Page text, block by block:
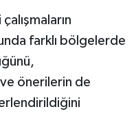
farklı bölgelerde
önerilerin de